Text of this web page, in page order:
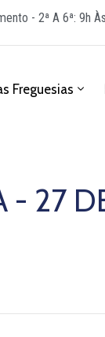
- 2ª A 6ª: 9h
Freguesias
- 27